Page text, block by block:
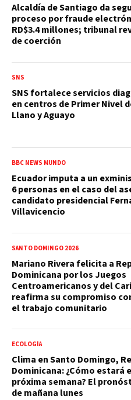
Alcaldía de Santiago da
proceso por fraude
RD$3.4 millones; tribunal
de coerción
SNS
SNS fortalece servicios
en centros de Primer Nivel
Llano y Aguayo
BBC NEWS MUNDO
Ecuador imputa a un
6 personas en el caso del
candidato presidencial
Villavicencio
SANTO DOMINGO 2026
Mariano Rivera felicita a
Dominicana por los Juegos
Centroamericanos y del
reafirma su compromiso
el trabajo comunitario
ECOLOGÍA
Clima en Santo Domingo,
Dominicana: ¿Cómo estará
próxima semana? El
de mañana lunes